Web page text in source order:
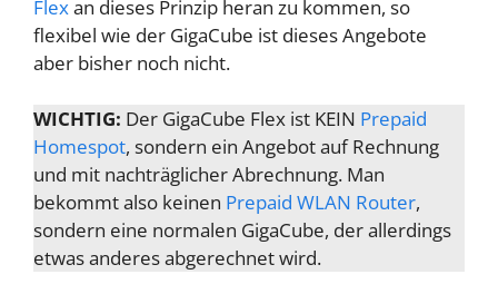
Flexan dieses Prinzip heran zu kommen, so
flexibel wie der GigaCube ist dieses Angebote
aber bisher noch nicht.
WICHTIG: Der GigaCube Flex ist KEIN Prepaid
Homespot, sondern ein Angebot auf Rechnung
und mit nachträglicher Abrechnung. Man
bekommt also keinen Prepaid WLAN Router,
sondern eine normalen GigaCube, der allerdings
etwas anderes abgerechnet wird.